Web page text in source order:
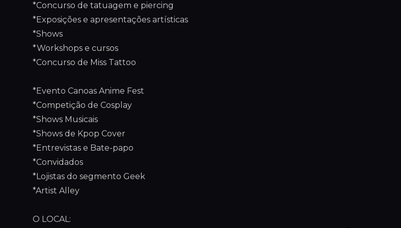
*Concurso de tatuagem e piercing
*Exposições e apresentações artísticas
*Shows
*Workshops e cursos
*Concurso de Miss Tattoo
*Evento Canoas Anime Fest
*Competição de Cosplay
*Shows Musicais
*Shows de Kpop Cover
*Entrevistas e Bate-papo
*Convidados
*Lojistas do segmento Geek
*Artist Alley
O LOCAL: